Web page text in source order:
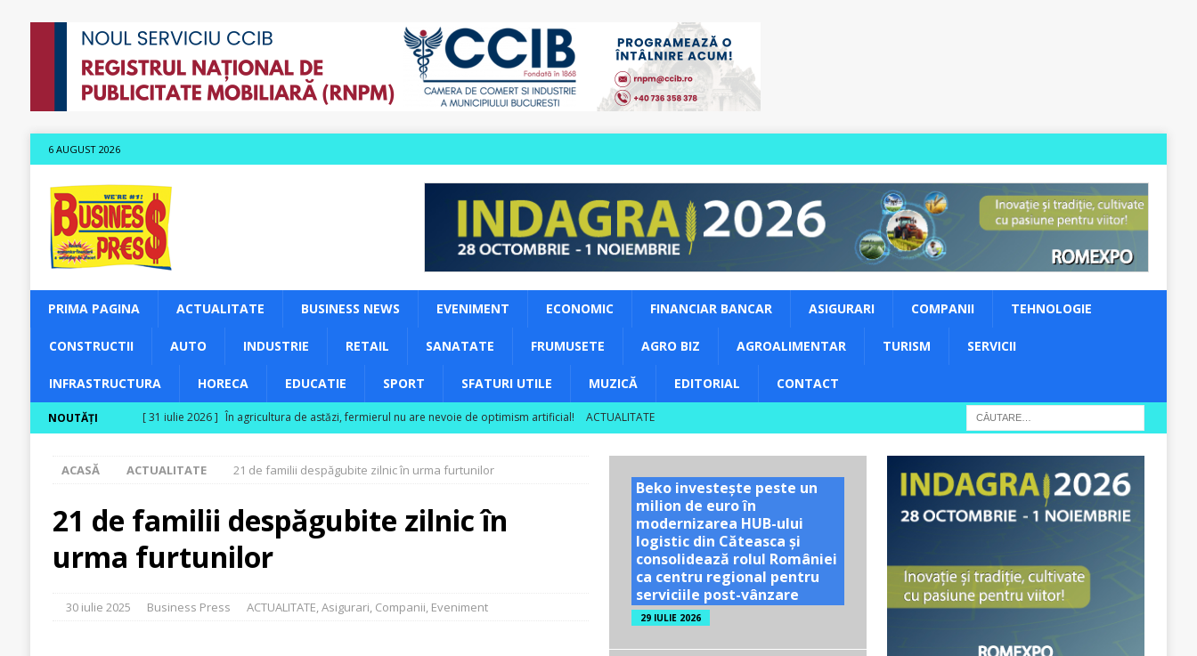
6 AUGUST 2026
PRIMA PAGINA ACTUALITATE BUSINESS NEWS EVENIMENT ECONOMIC FINANCIAR BANCAR ASIGURARI COMPANII TEHNOLOGIE
CONSTRUCTII AUTO INDUSTRIE RETAIL SANATATE FRUMUSETE AGRO BIZ AGROALIMENTAR TURISM SERVICII
INFRASTRUCTURA HORECA EDUCATIE SPORT SFATURI UTILE MUZICĂ EDITORIAL CONTACT
NOUTĂȚI [ 31 iulie 2026 ] În agricultura de astăzi, fermierul nu are nevoie de optimism artificial!
ACTUALITATE
[ 30 iulie 2026 ]
Ferma Bogdănești propune organizarea unor vizite educaționale pentru tineri și studenți la poalele
Carpaților Orientali
ACTUALITATE
Cinci ani de PPC blue
[ 29 iulie 2026 ] CITR – Insolvențele din agricultură se dublează în S1 2026; peste 40% dintre companiile mari din sector
ACASĂ ACTUALITATE 21 de familii despăgubite zilnic în urma furtunilor
21 de familii despăgubite zilnic în
urma furtunilor
30 iulie 2025 Business Press ACTUALITATE,Asigurari, Companii, Eveniment
Beko investește peste un
milion de euro în
modernizarea HUB-ului
logistic din Căteasca și
consolidează rolul României
ca centru regional pentru
serviciile post-vânzare
29 IULIE 2026